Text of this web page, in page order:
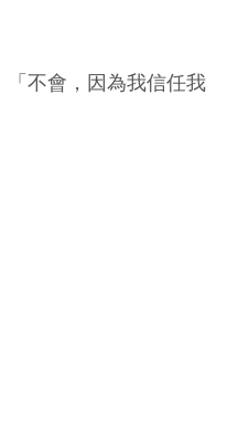
「不會，因為我信任我